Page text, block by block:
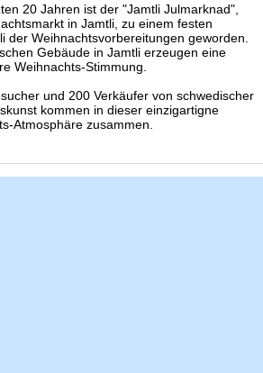
20 Jahren ist der "Jamtli Julmarknad",
in Jamtli, zu einem festen
der Weihnachtsvorbereitungen geworden.
Gebäude in Jamtli erzeugen eine
Weihnachts-Stimmung.
und 200 Verkäufer von schwedischer
kommen in dieser einzigartigne
Atmosphäre zusammen.